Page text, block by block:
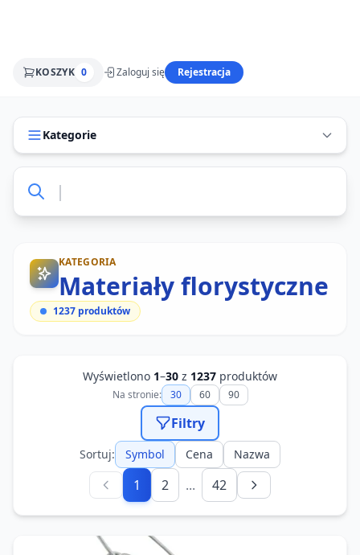
KOSZYK 0 Zaloguj się Rejestracja
Kategorie
KATEGORIA
Materiały florystyczne
1237 produktów
Wyświetlono 1–30 z 1237 produktów
Na stronie: 30 60 90
Filtry
Sortuj: Symbol Cena Nazwa
1 2 ... 42